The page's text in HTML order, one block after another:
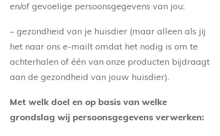
en/of gevoelige persoonsgegevens van jou:
– gezondheid van je huisdier (maar alleen als jij
het naar ons e-mailt omdat het nodig is om te
achterhalen of één van onze producten bijdraagt
aan de gezondheid van jouw huisdier).
Met welk doel en op basis van welke
grondslag wij persoonsgegevens verwerken: